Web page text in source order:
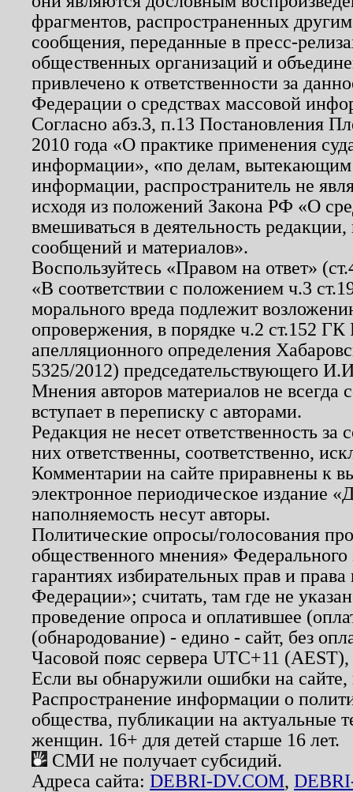
фрагментов, распространенных
сообщения, переданные в пресс-
общественных организаций и
привлечено к ответственности за
Федерации о средствах массовой
Согласно абз.3, п.13 Постановления
2010 года «О практике применения
информации», «по делам, вытекающим
информации, распространитель не
исходя из положений Закона РФ «О
вмешиваться в деятельность
сообщений и материалов».
Воспользуйтесь «Правом на ответ»
«В соответствии с положением ч.3
морального вреда подлежит
опровержения, в порядке ч.2 ст.152
апелляционного определения
5325/2012) председательствующего
Мнения авторов материалов не
вступает в переписку с авторами.
Редакция не несет ответственность
них ответственны, соответственно,
Комментарии на сайте приравнены к
электронное периодическое издание
наполняемость несут авторы.
Политические опросы/голосования
общественного мнения»
гарантиях избирательных прав и
Федерации»; считать, там где не
проведение опроса и оплатившее
(обнародование) - едино - сайт, без
Часовой пояс сервера UTC+11
Если вы обнаружили ошибки на
Распространение информации о
общества, публикации на актуальные
женщин. 16+ для детей старше 16 лет.
СМИ не получает субсидий.
Адреса сайта: DEBRI-DV.COM,